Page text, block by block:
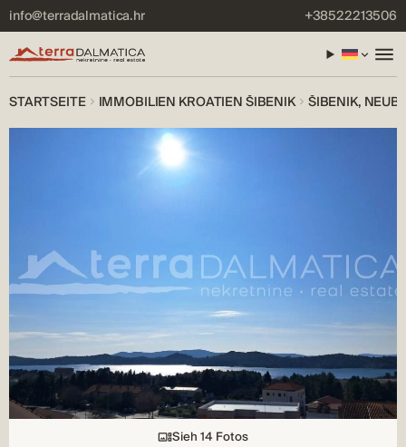
info@terradalmatica.hr +38522213506
STARTSEITE IMMOBILIEN KROATIEN ŠIBENIK ŠIBENIK,
Sieh 14 Fotos